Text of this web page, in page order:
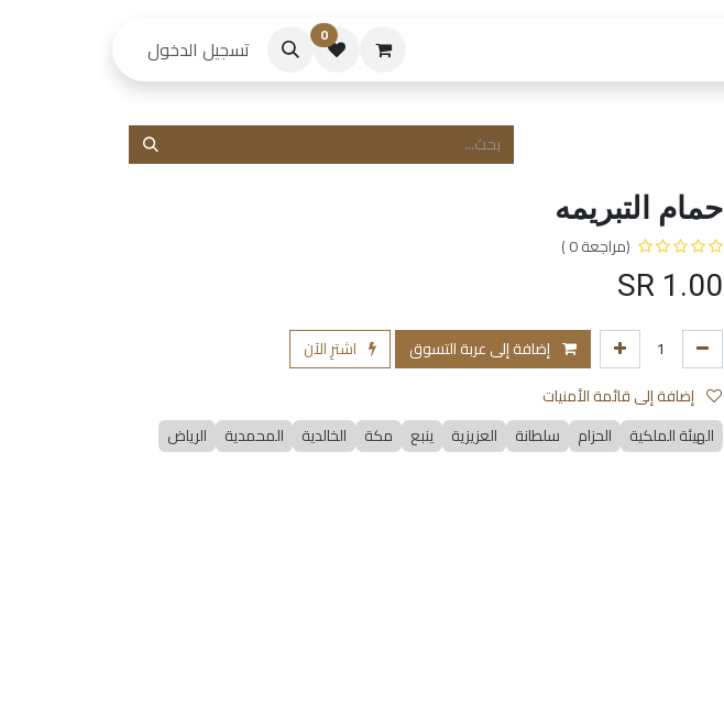
0 تسجيل الدخول
حمام التبريمه
(مراجعة 0 )
1.00
إضافة إلى عربة التسوق
اشترِ الآن
الهيئة الملكية
الحزام سلطانة العزيزية ينبع مكة الخالدية المحمدية الرياض